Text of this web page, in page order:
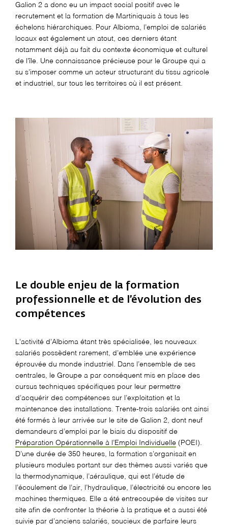
Galion 2 a donc eu un impact social positif avec le
recrutement et la formation de Martiniquais à tous les
échelons hiérarchiques. Pour Albioma, l’emploi de salariés
locaux est également un atout, ces derniers étant
notamment déjà au fait du contexte économique et culturel
de l’île. Une connaissance précieuse pour le Groupe qui a
su s’imposer comme un acteur structurant du tissu agricole
et industriel, sur tous les territoires où il est présent.
Le double enjeu de la formation
professionnelle et de l’évolution des
compétences
L’activité d’Albioma étant très spécialisée, les nouveaux
salariés possèdent rarement, d’emblée une expérience
éprouvée du monde industriel. Dans l’ensemble de ses
centrales, le Groupe a par conséquent mis en place des
cursus techniques spécifiques pour leur permettre
d’acquérir des compétences sur l’exploitation et la
maintenance des installations. Trente-trois salariés ont ainsi
été formés à leur arrivée sur le site de Galion 2, dont neuf
demandeurs d’emploi par le biais du dispositif de
Préparation Opérationnelle à l’Emploi Individuelle (POEI).
D’une durée de 350 heures, la formation s’organisait en
plusieurs modules portant sur des thèmes aussi variés que
la thermodynamique, l’aéraulique, qui est l’étude de
l’écoulement de l’air, l’hydraulique, l’électricité ou encore les
machines thermiques. Elle a été entrecoupée de visites sur
site afin de confronter la théorie à la pratique et a aussi été
suivie par d’anciens salariés, soucieux de parfaire leurs